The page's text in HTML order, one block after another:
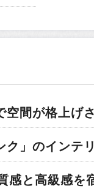
空間が格上げ
ク」のインテ
感と高級感を